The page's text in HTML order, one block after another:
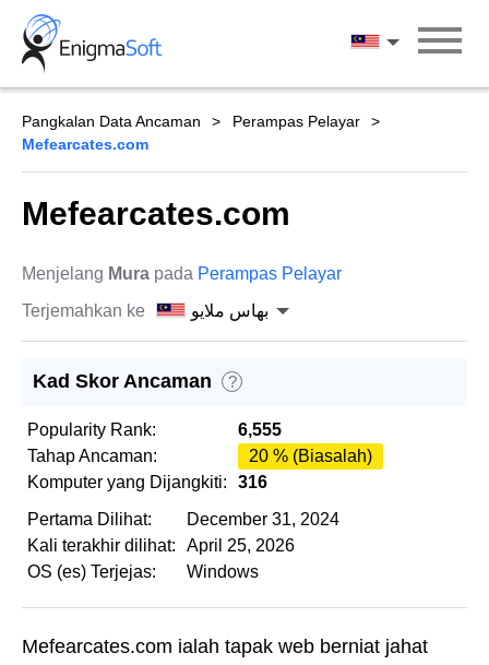
Skip
content
بهاس ملايو
Pangkalan Data Ancaman
Perampas Pelayar
Mefearcates.com
Mefearcates.com
Menjelang Mura pada Perampas Pelayar
Terjemahkan ke
بهاس ملايو
Kad Skor Ancaman ?
Popularity Rank:
6,555
Tahap Ancaman:
20 % (Biasalah)
Komputer yang Dijangkiti:
316
Pertama Dilihat:
December 31, 2024
Kali terakhir dilihat:
April 25, 2026
OS (es) Terjejas:
Windows
Mefearcates.com ialah tapak web berniat jahat